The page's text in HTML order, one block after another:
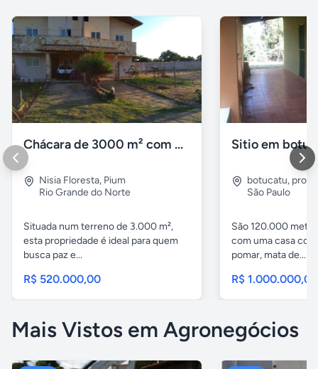
Chácara de 3000 m² com Casa Duplex Geminada em Pium/RN
Nisia Floresta, Pium
Rio Grande do Norte
Situada num terreno de 3.000 m²,
esta propriedade é ideal para quem
busca paz e...
R$ 520.000,00
Sitio em
botucatu,
São Paulo
São 120.000
com uma casa
pomar, mata de...
R$ 1.000.000,00
Mais Vistos em Agronegócios